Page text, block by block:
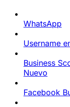
WhatsApp
Username
Business
Nuevo
Facebook